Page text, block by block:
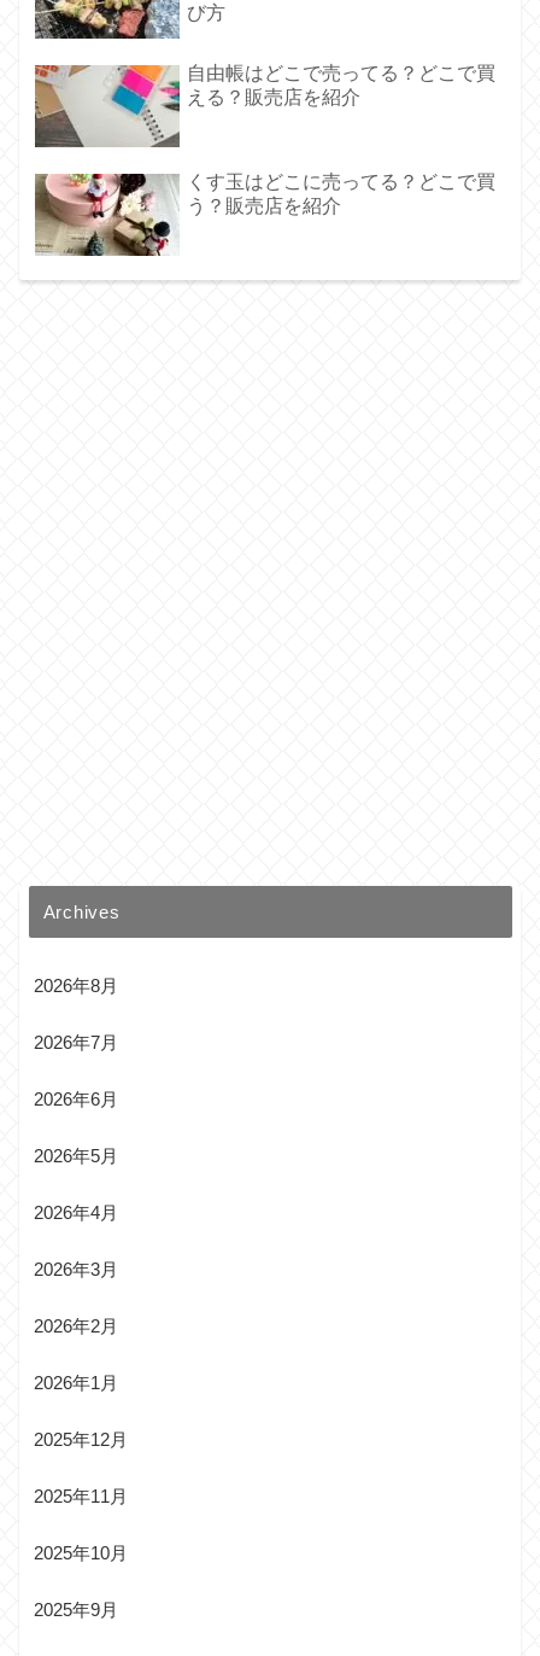
び方
自由帳はどこで売ってる？どこで買
える？販売店を紹介
くす玉はどこに売ってる？どこで買
う？販売店を紹介
Archives
2026年8月
2026年7月
2026年6月
2026年5月
2026年4月
2026年3月
2026年2月
2026年1月
2025年12月
2025年11月
2025年10月
2025年9月